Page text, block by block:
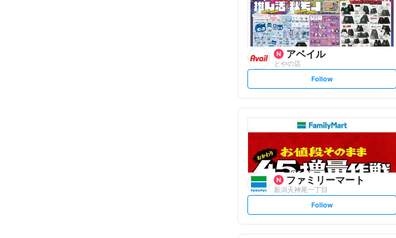
アベイル
とやの店
s
t
o
w
Follow
ファミリーマート
新潟天神尾一丁目
s
t
Follow